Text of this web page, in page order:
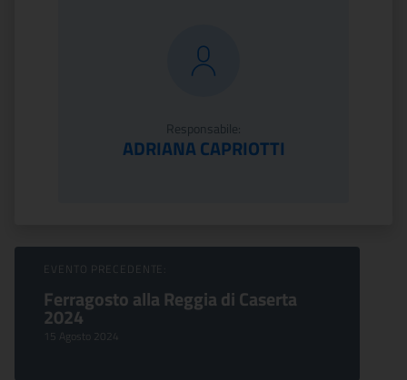
Responsabile:
ADRIANA CAPRIOTTI
Sfoglia Eventi
EVENTO PRECEDENTE:
Ferragosto alla Reggia di Caserta
2024
15 Agosto 2024